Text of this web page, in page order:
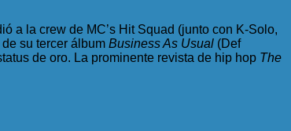
a la crew de MC’s Hit Squad (junto con K-Solo,
su tercer álbum Business As Usual (Def
de oro. La prominente revista de hip hop The